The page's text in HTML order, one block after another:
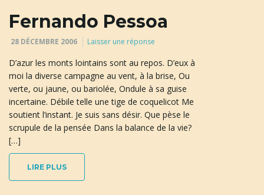
Fernando Pessoa
28 DÉCEMBRE 2006 Laisser une réponse
D’azur les monts lointains sont au repos. D’eux à
moi la diverse campagne au vent, à la brise, Ou
verte, ou jaune, ou bariolée, Ondule à sa guise
incertaine. Débile telle une tige de coquelicot Me
soutient l’instant. Je suis sans désir. Que pèse le
scrupule de la pensée Dans la balance de la vie?
[…]
LIRE PLUS